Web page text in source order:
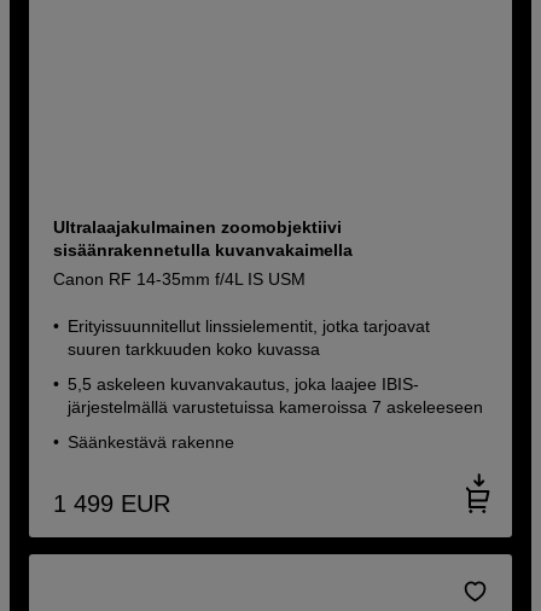
Ultralaajakulmainen zoomobjektiivi
sisäänrakennetulla kuvanvakaimella
Canon RF 14-35mm f/4L IS USM
Erityissuunnitellut linssielementit, jotka tarjoavat
suuren tarkkuuden koko kuvassa
5,5 askeleen kuvanvakautus, joka laajee IBIS-
järjestelmällä varustetuissa kameroissa 7 askeleeseen
Säänkestävä rakenne
1 499 EUR